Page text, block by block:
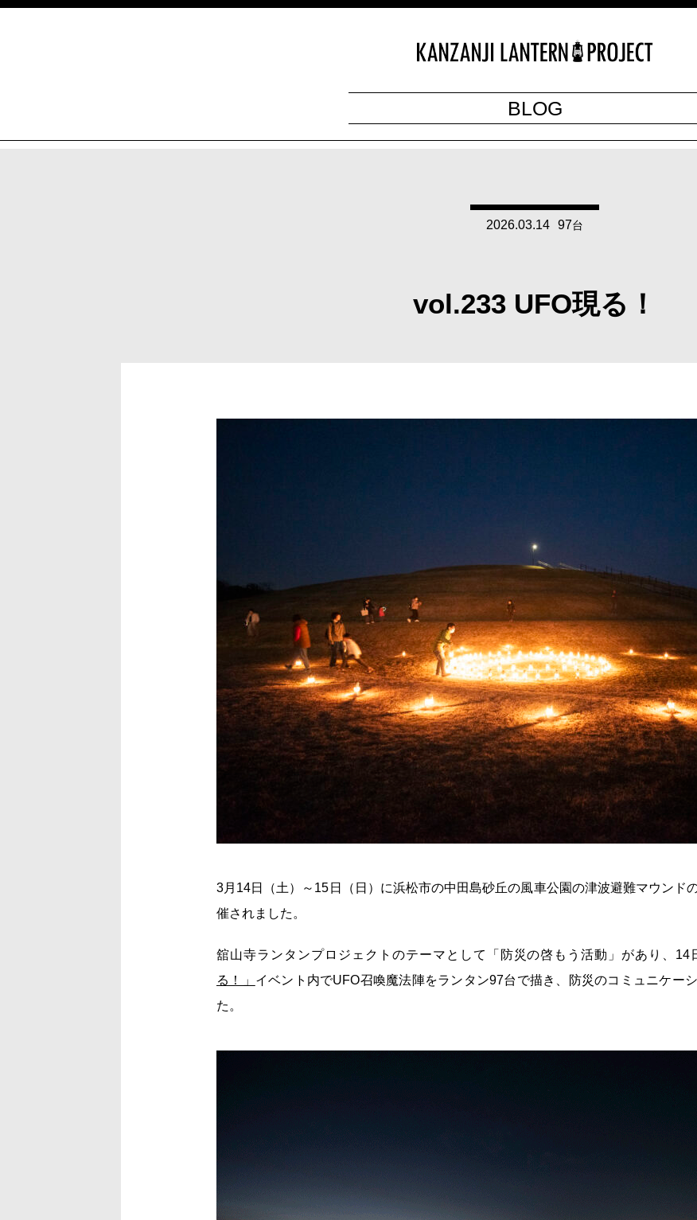
BLOG
2026.03.14 97台
vol.233 UFO現る！
3月14日（土）～15日（日）に浜松市の中田島砂丘の風車公園の津波避難マウンド
催されました。
舘山寺ランタンプロジェクトのテーマとして「防災の啓もう活動」があり、14
る！」 イベント内でUFO召喚魔法陣をランタン97台で描き、防災のコミュニケー
た。